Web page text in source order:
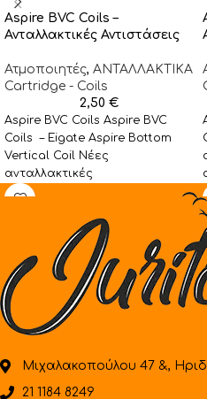
Aspire BVC Coils –
Ανταλλακτικές Αντιστάσεις
Ατμοποιητές, ΑΝΤΑΛΛΑΚΤΙΚA
Cartridge - Coils
2,50 €
Aspire BVC Coils Aspire BVC
Coils – Eigate Aspire Bottom
Vertical Coil Νέες
ανταλλακτικές
κεφαλές συμβατές με όλους
Μιχαλακοπούλου 47 &,
21 1184 8249